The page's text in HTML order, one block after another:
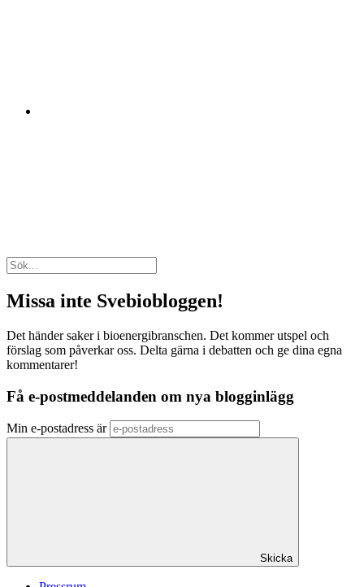
Missa inte Svebiobloggen!
Det händer saker i bioenergibranschen. Det kommer utspel och
förslag som påverkar oss. Delta gärna i debatten och ge dina egna
kommentarer!
Få e-postmeddelanden om nya blogginlägg
Min e-postadress är
Skicka